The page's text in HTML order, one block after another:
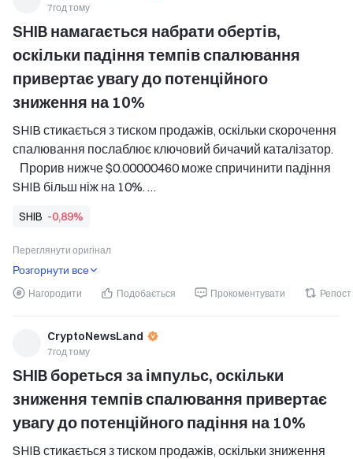
7год тому
SHIB намагається набрати обертів,
оскільки падіння темпів спалювання
привертає увагу до потенційного
зниження на 10%
SHIB стикається з тиском продажів, оскільки скорочення
спалювання послаблює ключовий бичачий каталізатор.
   Прорив нижче $0.00000460 може спричинити падіння
SHIB більш ніж на 10%.
голосування щодо CLARITY Act посилюють тиск на
SHIB.
Shiba Inu стикається з новим тиском продажів, оскільки
трейдери стають більш bearish.
SHIB -0,89%
Переглянути оригінал
Розгорнути все
Нагородити Подобається Прокоментувати Репост
CryptoNewsLand
7год тому
SHIB бореться за імпульс, оскільки
зниження темпів спалювання привертає
увагу до потенційного падіння на 10%
SHIB стикається з тиском продажів, оскільки зниження